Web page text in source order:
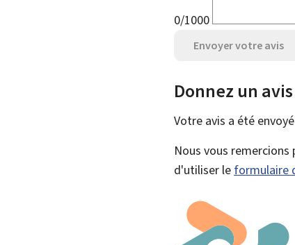
0/1000
Envoyer votre avis
Donnez un
Votre avis a été
Nous vous
d'utiliser le formulaire